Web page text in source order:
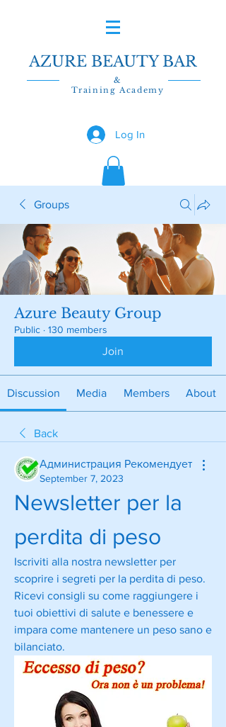
AZURE BEAUTY BAR
&
Training Academy
Log In
Groups
Azure Beauty Group
Public · 130 members
Join
Discussion Media Members About
Back
Администрация Рекомендует
September 7, 2023
Newsletter per la
perdita di peso
Iscriviti alla nostra newsletter per
scoprire i segreti per la perdita di peso.
Ricevi consigli su come raggiungere i
tuoi obiettivi di salute e benessere e
impara come mantenere un peso sano e
bilanciato.